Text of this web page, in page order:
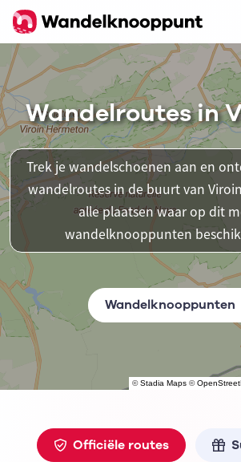
©Stadia Maps ©
Wandelroutes in
Trek je wandelschoenen aan en
wandelroutes in de buurt van
alle plaatsen waar op dit
wandelknooppunten
Wandelknooppunten
Officiële routes